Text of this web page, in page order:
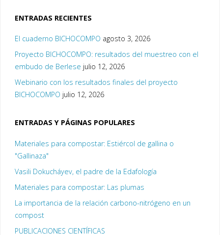
ENTRADAS RECIENTES
El cuaderno BICHOCOMPO agosto 3, 2026
Proyecto BICHOCOMPO: resultados del muestreo con el
embudo de Berlese julio 12, 2026
Webinario con los resultados finales del proyecto
BICHOCOMPO julio 12, 2026
ENTRADAS Y PÁGINAS POPULARES
Materiales para compostar: Estiércol de gallina o
"Gallinaza"
Vasili Dokucháyev, el padre de la Edafología
Materiales para compostar: Las plumas
La importancia de la relación carbono-nitrógeno en un
compost
PUBLICACIONES CIENTÍFICAS